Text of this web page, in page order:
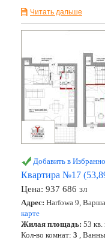
Читать дальше
Добавить в
Квартира №17
Цена: 937 686 зл
Адрес: Harfowa 9,
карте
Жилая площадь: 53 кв.
Кол-во комнат: 3 ,